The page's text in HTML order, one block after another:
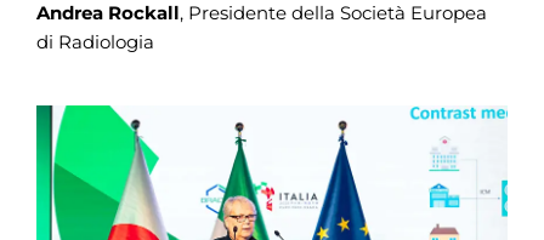
Andrea Rockall, Presidente della Società Europea
di Radiologia